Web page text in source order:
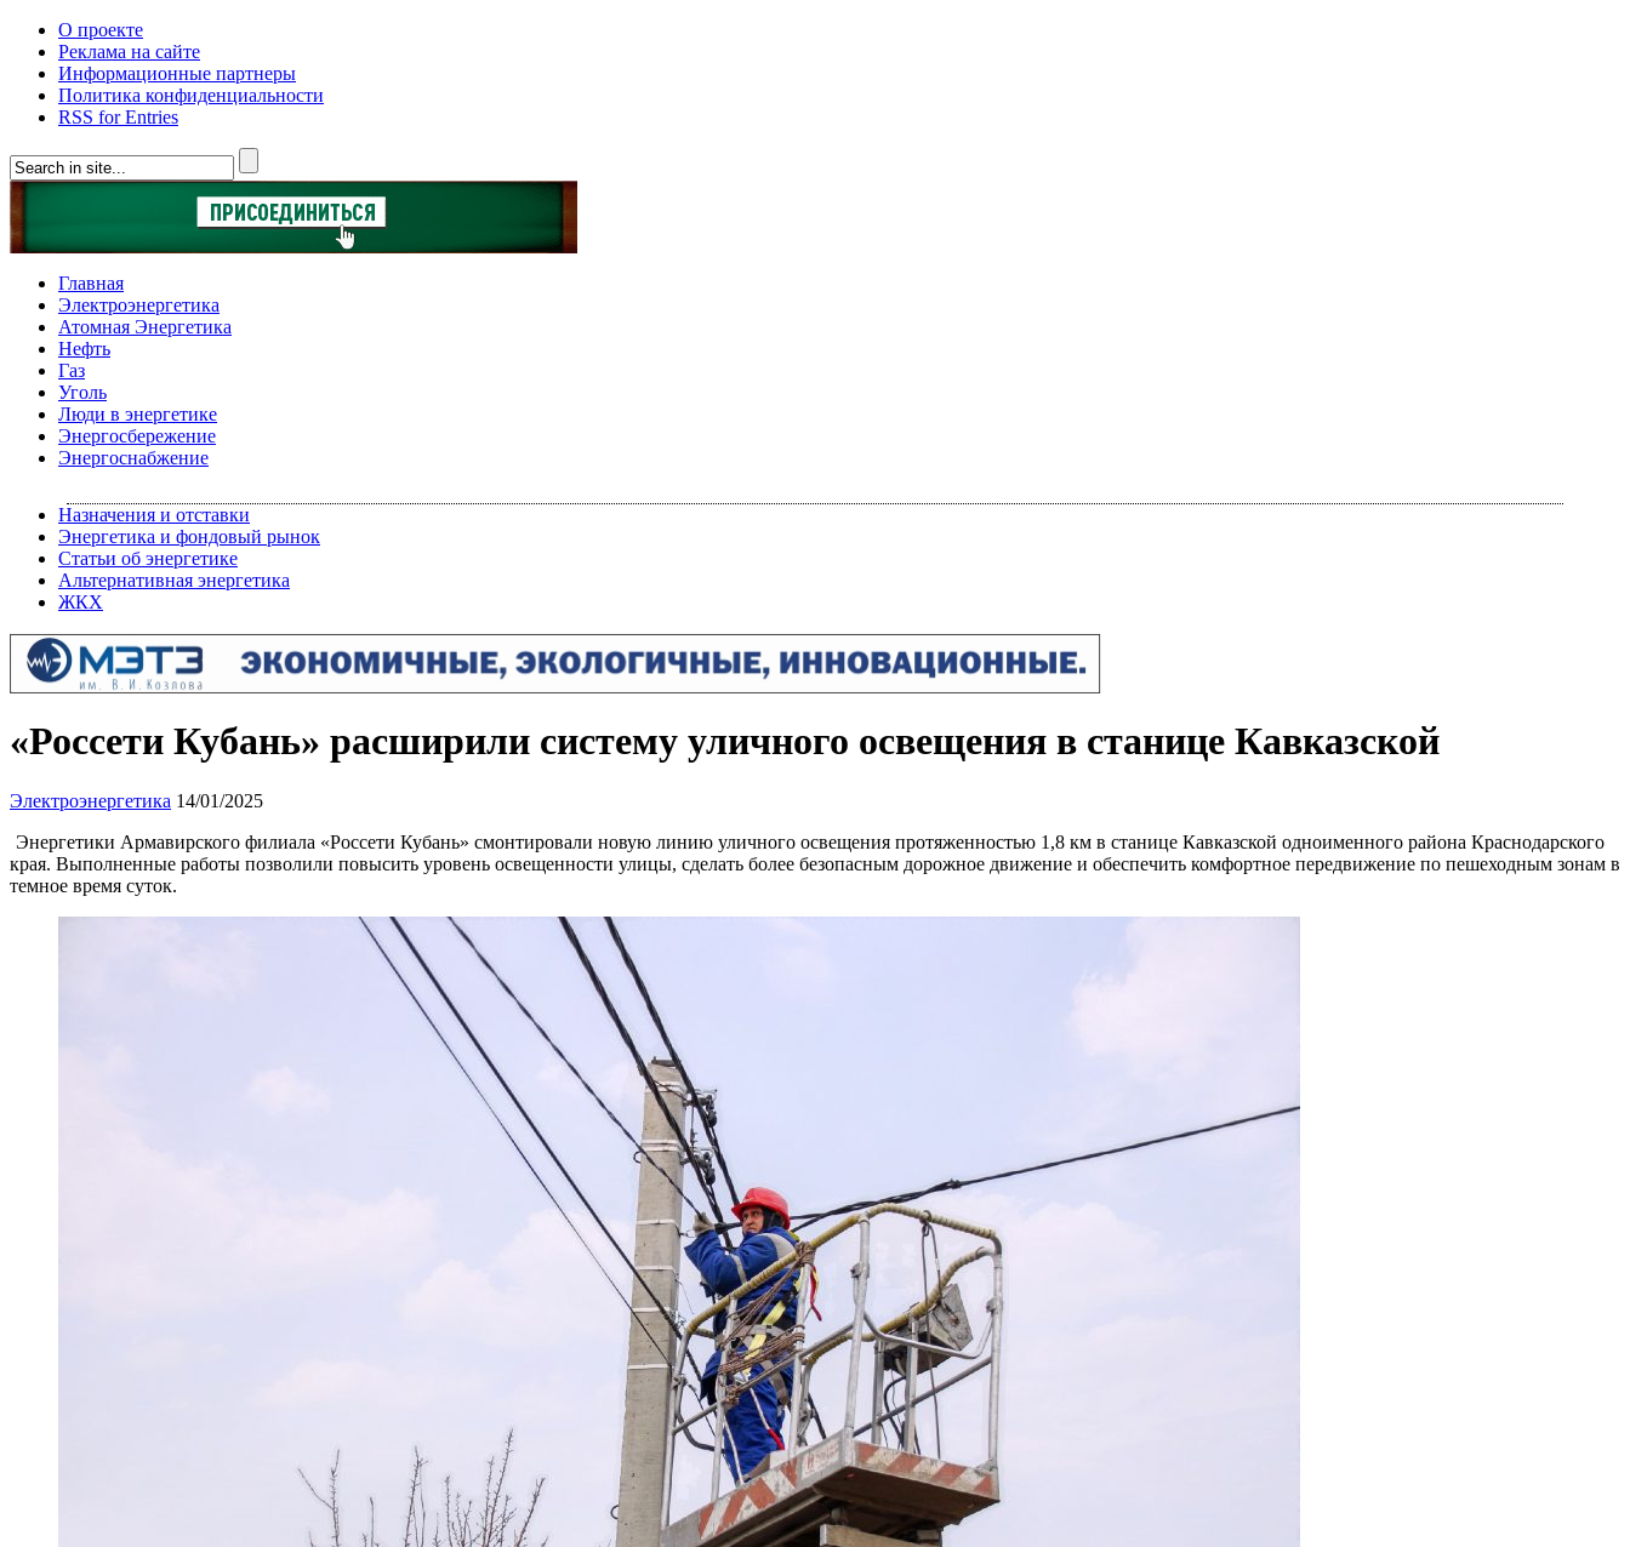
О проекте
Реклама на сайте
Информационные партнеры
Политика конфиденциальности
RSS for Entries
Главная
Электроэнергетика
Атомная Энергетика
Нефть
Газ
Уголь
Люди в энергетике
Энергосбережение
Энергоснабжение
Назначения и отставки
Энергетика и фондовый рынок
Статьи об энергетике
Альтернативная энергетика
ЖКХ
«Россети Кубань» расширили систему уличного освещения в станице Кавказской
Электроэнергетика 14/01/2025
Энергетики Армавирского филиала «Россети Кубань» смонтировали новую линию уличного освещения протяженностью 1,8 км в станице Кавказской одноименного района Краснодарского
края. Выполненные работы позволили повысить уровень освещенности улицы, сделать более безопасным дорожное движение и обеспечить комфортное передвижение по пешеходным зонам в
темное время суток.